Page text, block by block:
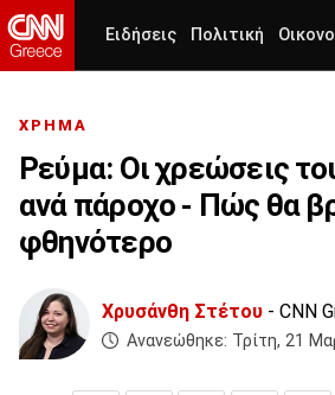
Ειδήσεις Πολιτική
ΧΡΗΜΑ
Ρεύμα: Οι χρεώσεις
ανά πάροχο - Πώς θα
φθηνότερο
Χρυσάνθη Στέτου - CNN
Ανανεώθηκε: Τρίτη, 21